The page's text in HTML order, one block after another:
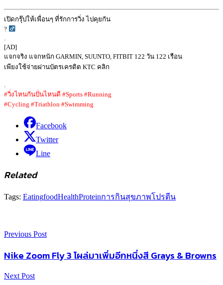
เปิดกรุ๊ปให้เพื่อนๆ ที่รักการวิ่ง ไปคุยกัน
? ‍
[AD]
แจกจริง แจกหนัก GARMIN, SUUNTO, FITBIT 122 วัน 122 เรือน
เพียงใช้จ่ายผ่านบัตรเครดิต KTC คลิก
#วิ่งไหนกันปั่นไหนดี #Sports #Running
#Cycling #Triathlon #Swimming
Facebook
Twitter
Line
Related
Tags: EatingfoodHealthProteinการกินสุขภาพโปรตีน
Previous Post
Nike Zoom Fly 3 โผล่มาเพิ่มอีกหนึ่งสี Grays & Browns
Next Post